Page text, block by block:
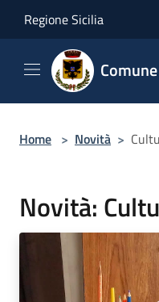
Regione Sicilia
Home > Novità >
Novità: